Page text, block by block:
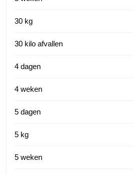
30 kg
30 kilo afvallen
4 dagen
4 weken
5 dagen
5 kg
5 weken